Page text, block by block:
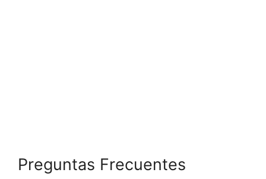
Preguntas Frecuentes